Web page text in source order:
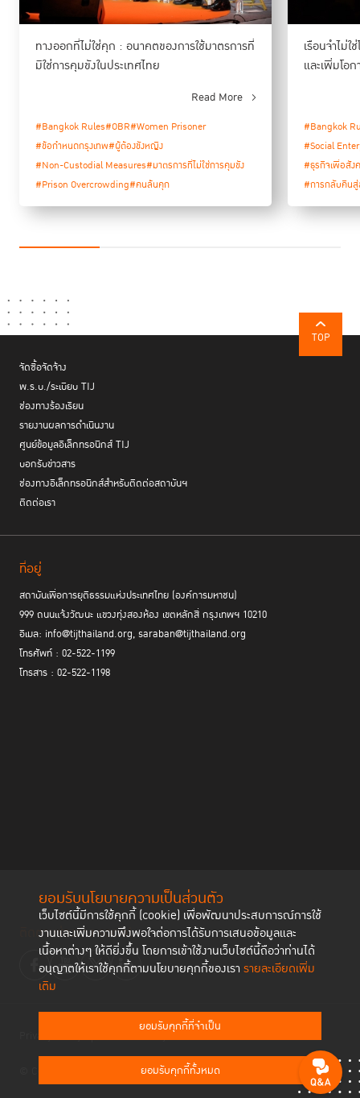
ยอมรับนโยบายความเป็นส่วนตัว
เว็บไซต์นี้มีการใช้คุกกี้ (cookie) เพื่อพัฒนาประสบการณ์การใช้
งานและเพิ่มความพึงพอใจต่อการได้รับการเสนอข้อมูลและ
เนื้อหาต่างๆ ให้ดียิ่งขึ้น โดยการเข้าใช้งานเว็บไซต์นี้ถือว่าท่านได้
อนุญาตให้เราใช้คุกกี้ตามนโยบายคุกกี้ของเรา รายละเอียดเพิ่ม
เติม
ยอมรับคุกกี้ที่จำเป็น
ยอมรับคุกกี้ทั้งหมด
สำหรับช่วงการประชุมในภาคบ่าย หัวข้อ“การใช้มาตรการที่มิใช่การคุมขังในขั้น
หลังการพิจารณาคดี” ได้เริ่มต้นด้วยการนำเสนอเนื้อหา โดย
ดร.ยศวันต์
บริบูรณ์ธนา ผู้อำนวยการสำนักงานคุมประพฤติ กรุงเทพมหานคร 2
บรรยายเนื้อหาตั้งแต่การพิจารณาการปล่อยตัว การควบคุมผู้ถูกคุมประพฤติ
และการพัฒนาศูนย์เฝ้าระวังความปลอดภัยของประชาชน (ศูนย์ JSOC) เพื่อ
สนับสนุนการใช้มาตรการที่มิใช่การคุมขังอย่างปลอดภัยในสังคม ตลอดจน
ความจำเป็นในการแก้ไขปัญหาการกระทำความผิดซ้ำผ่านการปฏิรูปอย่างเป็น
องค์รวมที่คำนึงถึงความแตกต่างของแต่ละภาคส่วนในกระบวนการยุติธรรม
ในลำดับถัดมาStephen Pitts ที่ปรึกษาอิสระด้านงานยุติธรรมชุมชน
เติมประเด็นให้ลึกมากขึ้นในหัวข้อ “การปล่อยตัวก่อนครบกำหนดระยะเวลา กับ
การคุมประพฤติ” โดยนำเสนอการใช้ชุมชนเข้ามาช่วยเหลืองานคุมประพฤติและ
ส่งเสริมการกลับคืนสู่สังคมและไม่หวนกลับไปกระทำความผิดซ้ำ ซึ่งประกอบ
Ayaka Taki ศาสตราจารย์แห่งสถาบันการป้องกัน
อาชญากรรม และการปฏิบัติต่อผู้กระทำผิดของสหประชาชาติภาคพื้นเอเชีย
และตะวันออกไกล (UNAFEI)ได้กล่าวถึงอย่างละเอียดใน“บทบาทของชุมชนที่
มีต่อการบริหารงานคุมประพฤติให้ให้มีประสิทธิภาพ” โดยเริ่มต้นจากความ
สำคัญ ความคุ้มค่า การลดความรุนแรง ลดการกระทำผิดซ้ำและประเด็นที่เป็น
ทางออกที่ไม่ใช่คุก : อนาคตของการใช้มาตรการที่
มิใช่การคุมขังในประเทศไทย
Read More
#Bangkok Rules#OBR#Women Prisoner
#ข้อกำหนดกรุงเทพ#ผู้ต้องขังหญิง
#Non-Custodial Measures#มาตรการที่ไม่ใช่การคุมขัง
#Prison Overcrowding#คนล้นคุก
เรือนจำไม่
และเพิ่มโอ
#Bangkok
#Social
#ธุรกิจเพื่อสัง
#การกลับคืน
TOP
จัดซื้อจัดจ้าง
พ.ร.บ./ระเบียบ TIJ
ช่องทางร้องเรียน
รายงานผลการดำเนินงาน
ศูนย์ข้อมูลอิเล็กทรอนิกส์ TIJ
บอกรับข่าวสาร
ช่องทางอิเล็กทรอนิกส์สำหรับติดต่อสถาบันฯ
ติดต่อเรา
ที่อยู่
สถาบันเพื่อการยุติธรรมแห่งประเทศไทย (องค์การมหาชน)
999 ถนนแจ้งวัฒนะ แขวงทุ่งสองห้อง เขตหลักสี่ กรุงเทพฯ 10210
อีเมล: info@tijthailand.org, saraban@tijthailand.org
โทรศัพท์ : 02-522-1199
โทรสาร : 02-522-1198
ติดตามช่องทาง social
© Copyright 2023 Thailand Institute of Justice All Rights Reserved
Privacy Policy Cookies Policy